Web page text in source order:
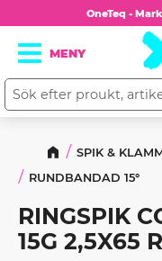
Meny
OneTeq -
SPIK &
RUNDBANDAD 15°
RINGSPIK
15G 2,5X65